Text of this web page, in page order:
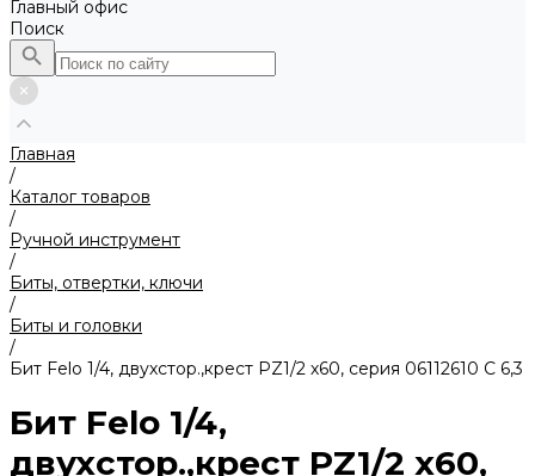
Главный офис
Поиск
Главная
/
Каталог товаров
/
Ручной инструмент
/
Биты, отвертки, ключи
/
Биты и головки
/
Бит Felo 1/4, двухстор.,крест PZ1/2 х60, серия 06112610 С 6,3
Бит Felo 1/4,
двухстор.,крест PZ1/2 х60,